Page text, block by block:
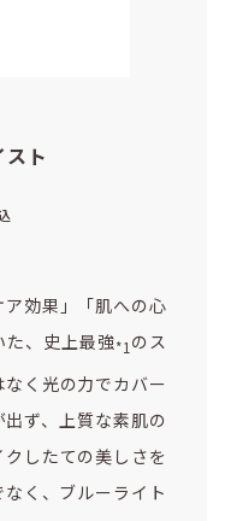
ト
ア効果」「肌への心
た、史上最強*1 のス
く光の力でカバー
ず、上質な素肌の
したての美しさを
く、ブルーライト